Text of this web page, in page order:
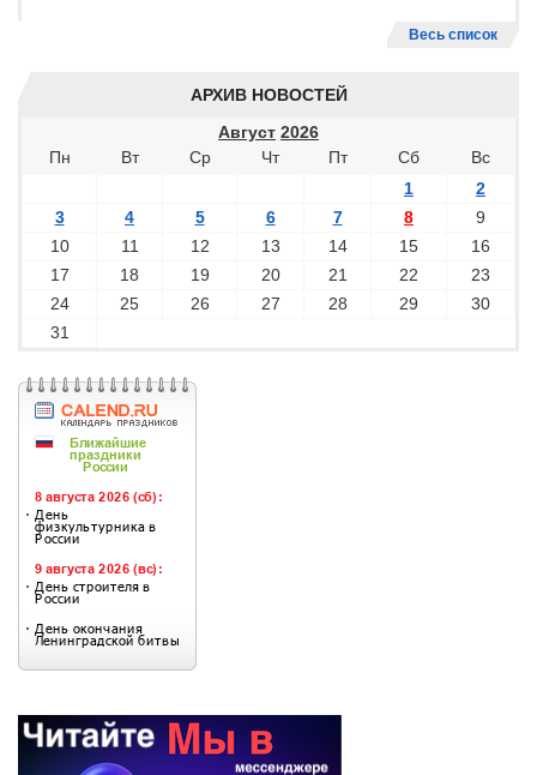
Весь список
АРХИВ НОВОСТЕЙ
Август 2026
Пн
Вт Ср Чт Пт Сб
Вс
1
2
3
4 5 6 7 8
9
10
11 12 13 14 15
16
17
18 19 20 21 22
23
24
25 26 27 28 29
30
31